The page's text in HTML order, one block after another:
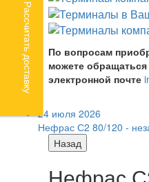
По вопросам
можете
электронной почте
24 июля 2026
Нефрас С2 80/120 -
Назад
Рассчитать доставку